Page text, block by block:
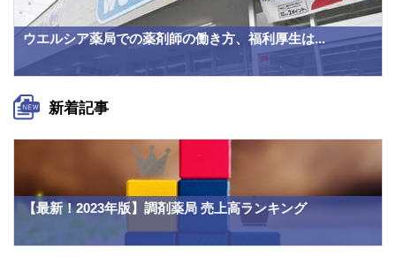
ウエルシア薬局での薬剤師の働き方、福利厚生は...
新着記事
【最新！2023年版】調剤薬局 売上高ランキング